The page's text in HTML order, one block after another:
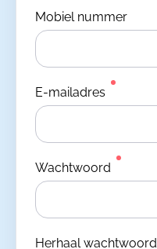
Mobiel nummer
E-mailadres
Wachtwoord
Herhaal wachtwoord